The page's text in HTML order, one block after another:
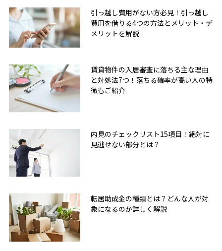
引っ越し費用がない方必見！引っ越し
費用を借りる4つの方法とメリット・デ
メリットを解説
賃貸物件の入居審査に落ちる主な理由
と対処法7つ！落ちる確率が高い人の特
徴もご紹介
内見のチェックリスト15項目！絶対に
見逃せない部分とは？
転居助成金の種類とは？どんな人が対
象になるのか詳しく解説